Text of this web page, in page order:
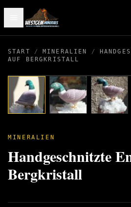
START / MINERALIEN /
AUF BERGKRISTALL
MINERALIEN
Handgeschnitzte
Bergkristall